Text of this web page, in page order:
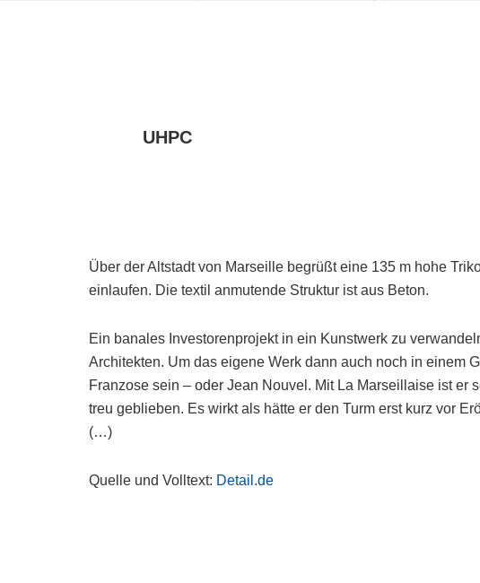
UHPC
Über der Altstadt von Marseille begrüßt eine 135 m hohe
einlaufen. Die textil anmutende Struktur ist aus Beton.
Ein banales Investorenprojekt in ein Kunstwerk zu
Architekten. Um das eigene Werk dann auch noch in einem
Franzose sein – oder Jean Nouvel. Mit La Marseillaise ist er
treu geblieben. Es wirkt als hätte er den Turm erst kurz vor
(…)
Quelle und Volltext: Detail.de